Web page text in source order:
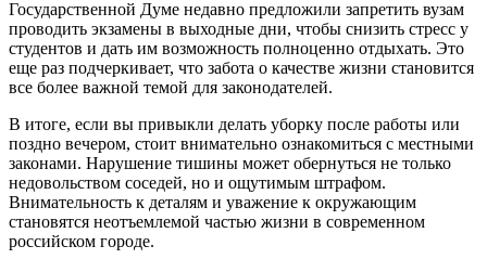
Государственной Думе недавно предложили запретить вузам
проводить экзамены в выходные дни, чтобы снизить стресс у
студентов и дать им возможность полноценно отдыхать. Это
еще раз подчеркивает, что забота о качестве жизни становится
все более важной темой для законодателей.
В итоге, если вы привыкли делать уборку после работы или
поздно вечером, стоит внимательно ознакомиться с местными
законами. Нарушение тишины может обернуться не только
недовольством соседей, но и ощутимым штрафом.
Внимательность к деталям и уважение к окружающим
становятся неотъемлемой частью жизни в современном
российском городе.